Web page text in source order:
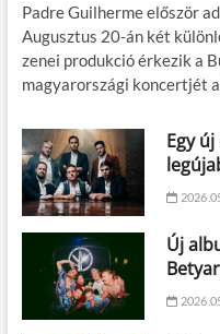
Padre Guilherme először
Augusztus 20-án két
zenei produkció érkezik a
magyarországi koncertjét
Egy
Új